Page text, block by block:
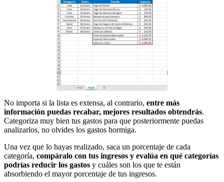
No importa si la lista es extensa, al contrario, entre más
información puedas recabar, mejores resultados obtendrás.
Categoriza muy bien tus gastos para que posteriormente puedas
analizarlos, no olvides los gastos hormiga.
Una vez que lo hayas realizado, saca un porcentaje de cada
categoría, compáralo con tus ingresos y evalúa en qué categorías
podrías reducir los gastos y cuáles son los que te están
absorbiendo el mayor porcentaje de tus ingresos.